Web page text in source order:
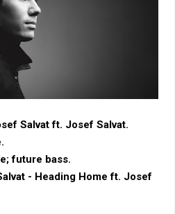
Salvat ft. Josef Salvat.
future bass.
- Heading Home ft. Josef